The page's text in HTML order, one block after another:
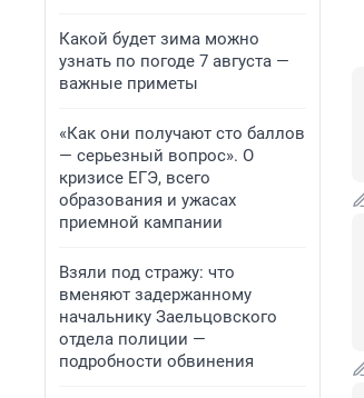
Какой будет зима можно
узнать по погоде 7 августа —
важные приметы
«Как они получают сто баллов
— серьезный вопрос». О
кризисе ЕГЭ, всего
образования и ужасах
приемной кампании
Взяли под стражу: что
вменяют задержанному
начальнику Заельцовского
отдела полиции —
подробности обвинения